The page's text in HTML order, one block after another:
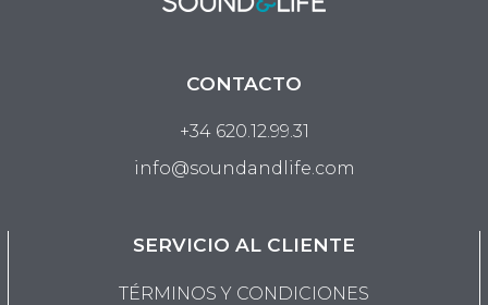
CONTACTO
+34 620.12.99.31
info@soundandlife.com
SERVICIO AL CLIENTE
TÉRMINOS Y CONDICIONES